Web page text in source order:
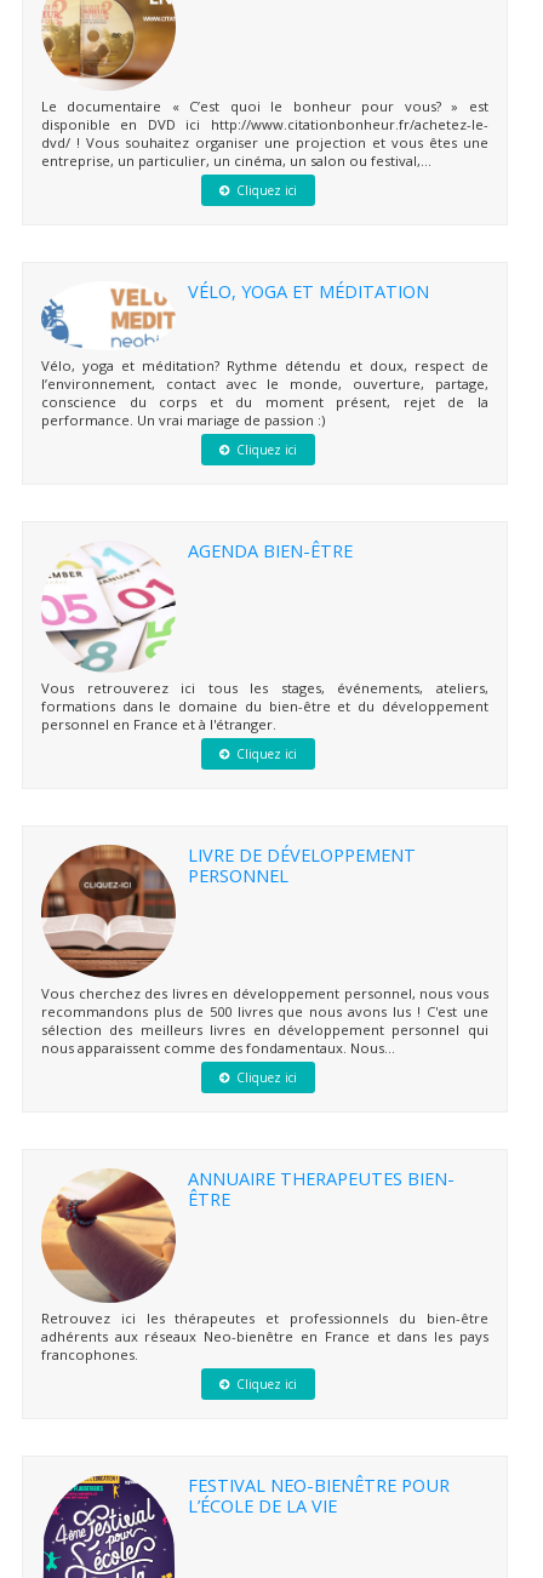
Le documentaire « C’est quoi le bonheur pour vous? » est
disponible en DVD ici http://www.citationbonheur.fr/achetez-le-
dvd/ ! Vous souhaitez organiser une projection et vous êtes une
entreprise, un particulier, un cinéma, un salon ou festival,...
Cliquez ici
VÉLO, YOGA ET MÉDITATION
Vélo, yoga et méditation? Rythme détendu et doux, respect de
l’environnement, contact avec le monde, ouverture, partage,
conscience du corps et du moment présent, rejet de la
performance. Un vrai mariage de passion :)
Cliquez ici
AGENDA BIEN-ÊTRE
Vous retrouverez ici tous les stages, événements, ateliers,
formations dans le domaine du bien-être et du développement
personnel en France et à l'étranger.
Cliquez ici
LIVRE DE DÉVELOPPEMENT
PERSONNEL
Vous cherchez des livres en développement personnel, nous vous
recommandons plus de 500 livres que nous avons lus ! C'est une
sélection des meilleurs livres en développement personnel qui
nous apparaissent comme des fondamentaux. Nous...
Cliquez ici
ANNUAIRE THERAPEUTES BIEN-
ÊTRE
Retrouvez ici les thérapeutes et professionnels du bien-être
adhérents aux réseaux Neo-bienêtre en France et dans les pays
francophones.
Cliquez ici
FESTIVAL NEO-BIENÊTRE POUR
L’ÉCOLE DE LA VIE